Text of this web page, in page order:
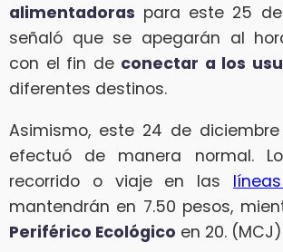
alimentadoras para este 25
señaló que se apegarán al
con el fin de conectar a los
diferentes destinos.
Asimismo, este 24 de
efectuó de manera normal.
recorrido o viaje en las
mantendrán en 7.50 pesos,
Periférico Ecológico en 20. (MCJ)